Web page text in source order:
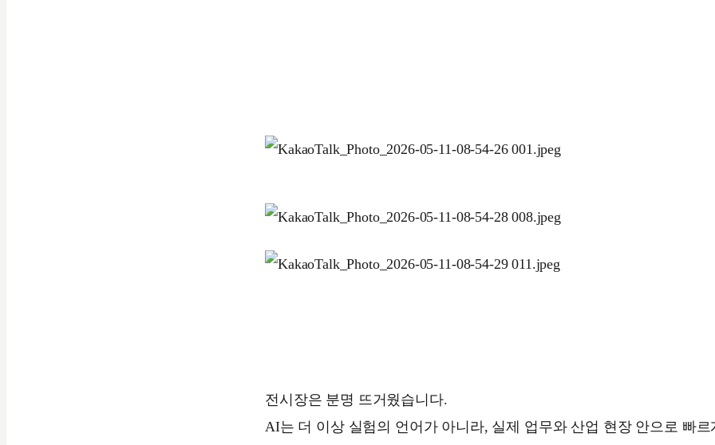
전시장은 분명 뜨거웠습니다.
AI는 더 이상 실험의 언어가 아니라, 실제 업무와 산업 현장 안으로 빠르